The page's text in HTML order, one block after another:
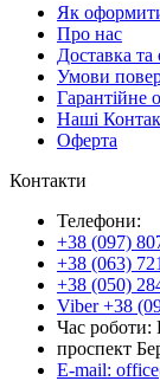
Як
Про нас
Доставка та
Умови
Гарантійне
Наші
Оферта
Контакти
Телефони:
+38 (097)
+38 (063)
+38 (050)
Viber +38
Час
проспект
E-mail: